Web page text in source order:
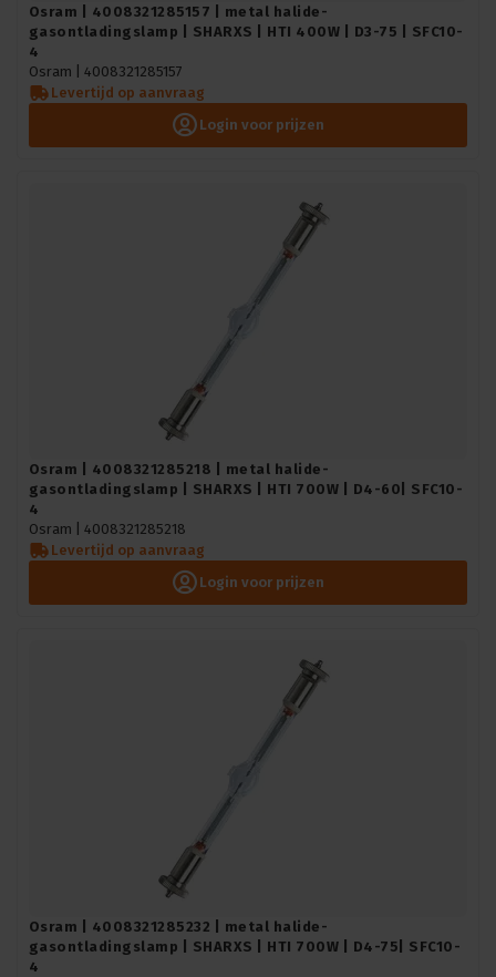
Osram | 4008321285157 | metal halide-
gasontladingslamp | SHARXS | HTI 400W | D3-75 | SFC10-
4
Osram | 4008321285157
Levertijd op aanvraag
Login voor prijzen
Osram | 4008321285218 | metal halide-
gasontladingslamp | SHARXS | HTI 700W | D4-60| SFC10-
4
Osram | 4008321285218
Levertijd op aanvraag
Login voor prijzen
Osram | 4008321285232 | metal halide-
gasontladingslamp | SHARXS | HTI 700W | D4-75| SFC10-
4